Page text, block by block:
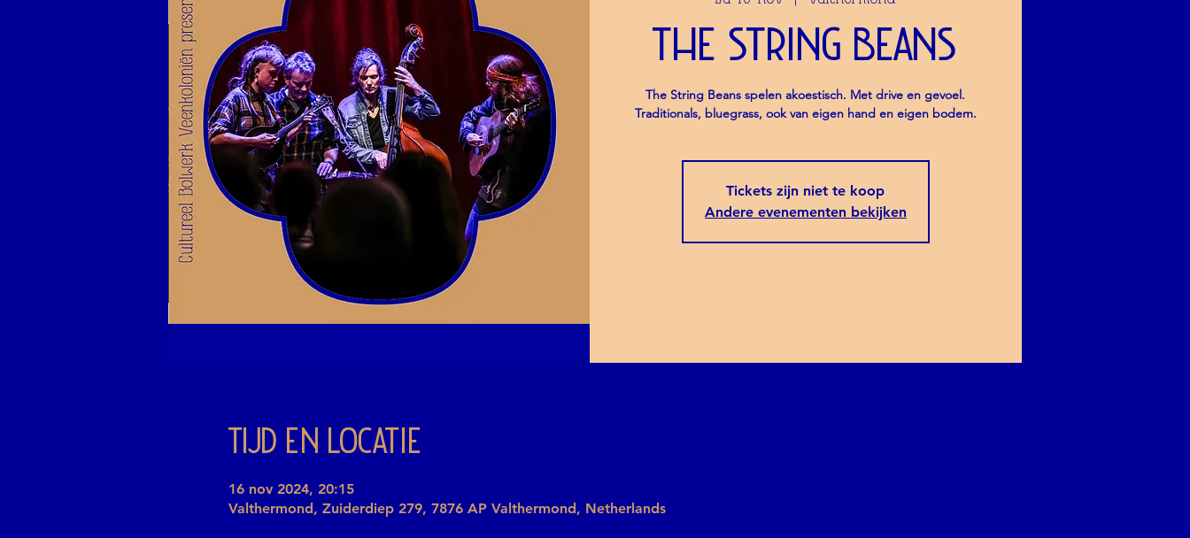
The String Beans
The String Beans spelen akoestisch. Met drive en gevoel.
Traditionals, bluegrass, ook van eigen hand en eigen bodem.
Tickets zijn niet te koop
Andere evenementen bekijken
Tijd en locatie
16 nov 2024, 20:15
Valthermond, Zuiderdiep 279, 7876 AP Valthermond, Netherlands